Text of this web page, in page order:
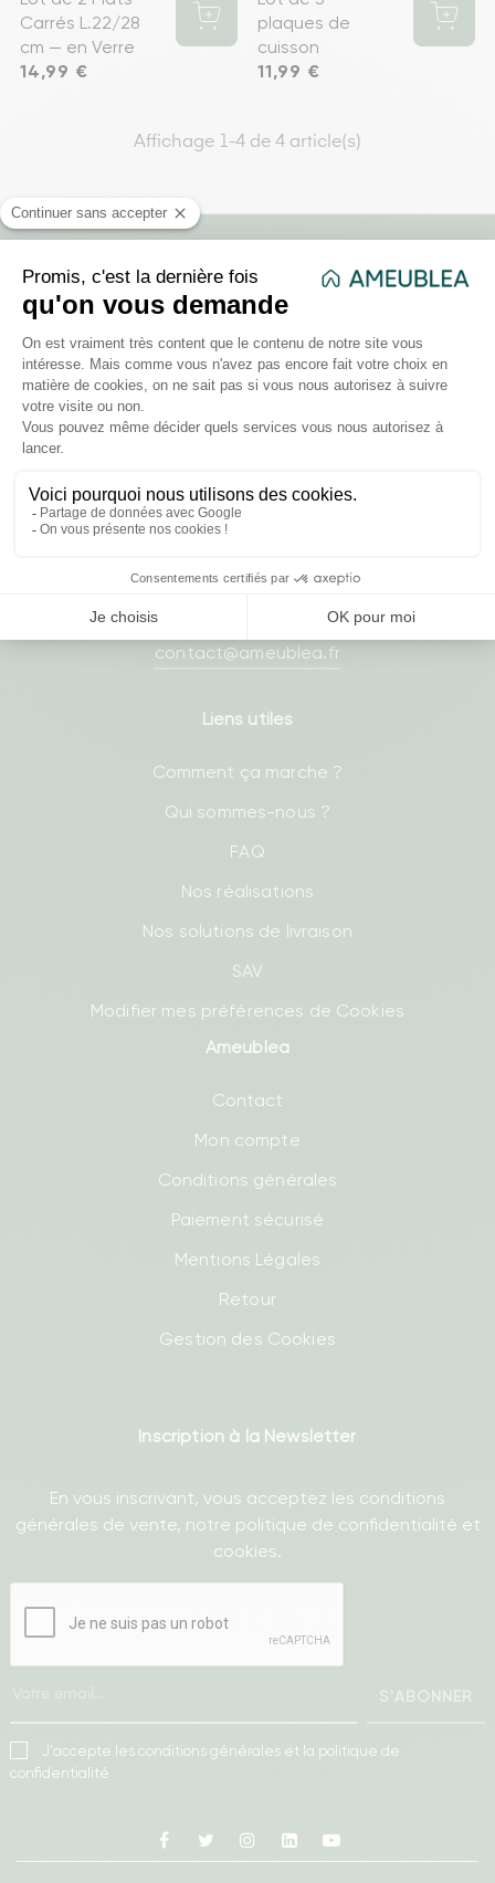
Carrés L.22/28
cm — en Verre
Prix
14,99 €
plaques de
cuisson
Prix
11,99 €
Affichage 1-4 de 4 article(s)
178 rue d'Alger, Roubaix, Hauts-de-France
France
03 20 37 87 66
- Lundi : 8h30-17h
- Mardi : 8h30-17h
- Jeudi : 8h30-17h
contact@ameublea.fr
Liens utiles
Comment ça marche ?
Qui sommes-nous ?
FAQ
Nos réalisations
Nos solutions de livraison
SAV
Modifier mes préférences de Cookies
Ameublea
Contact
Mon compte
Conditions générales
Paiement sécurisé
Mentions Légales
Retour
Gestion des Cookies
Inscription à la Newsletter
En vous inscrivant, vous acceptez les conditions
générales de vente, notre politique de confidentialité et
cookies.
S'ABONNER
J'accepte les conditions générales et la politique de
confidentialité
Facebook
Twitter InstagramLinkedin